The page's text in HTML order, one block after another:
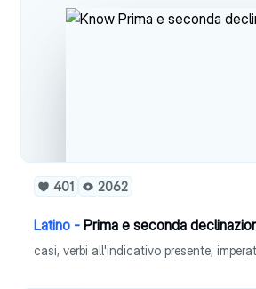
401 2062
Latino - Prima e seconda declinazione, verbi all'indicativo